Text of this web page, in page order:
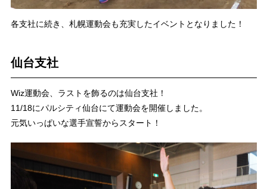
各支社に続き、札幌運動会も充実したイベントとなりました！
仙台支社
Wiz運動会、ラストを飾るのは仙台支社！
11/18にパルシティ仙台にて運動会を開催しました。
元気いっぱいな選手宣誓からスタート！